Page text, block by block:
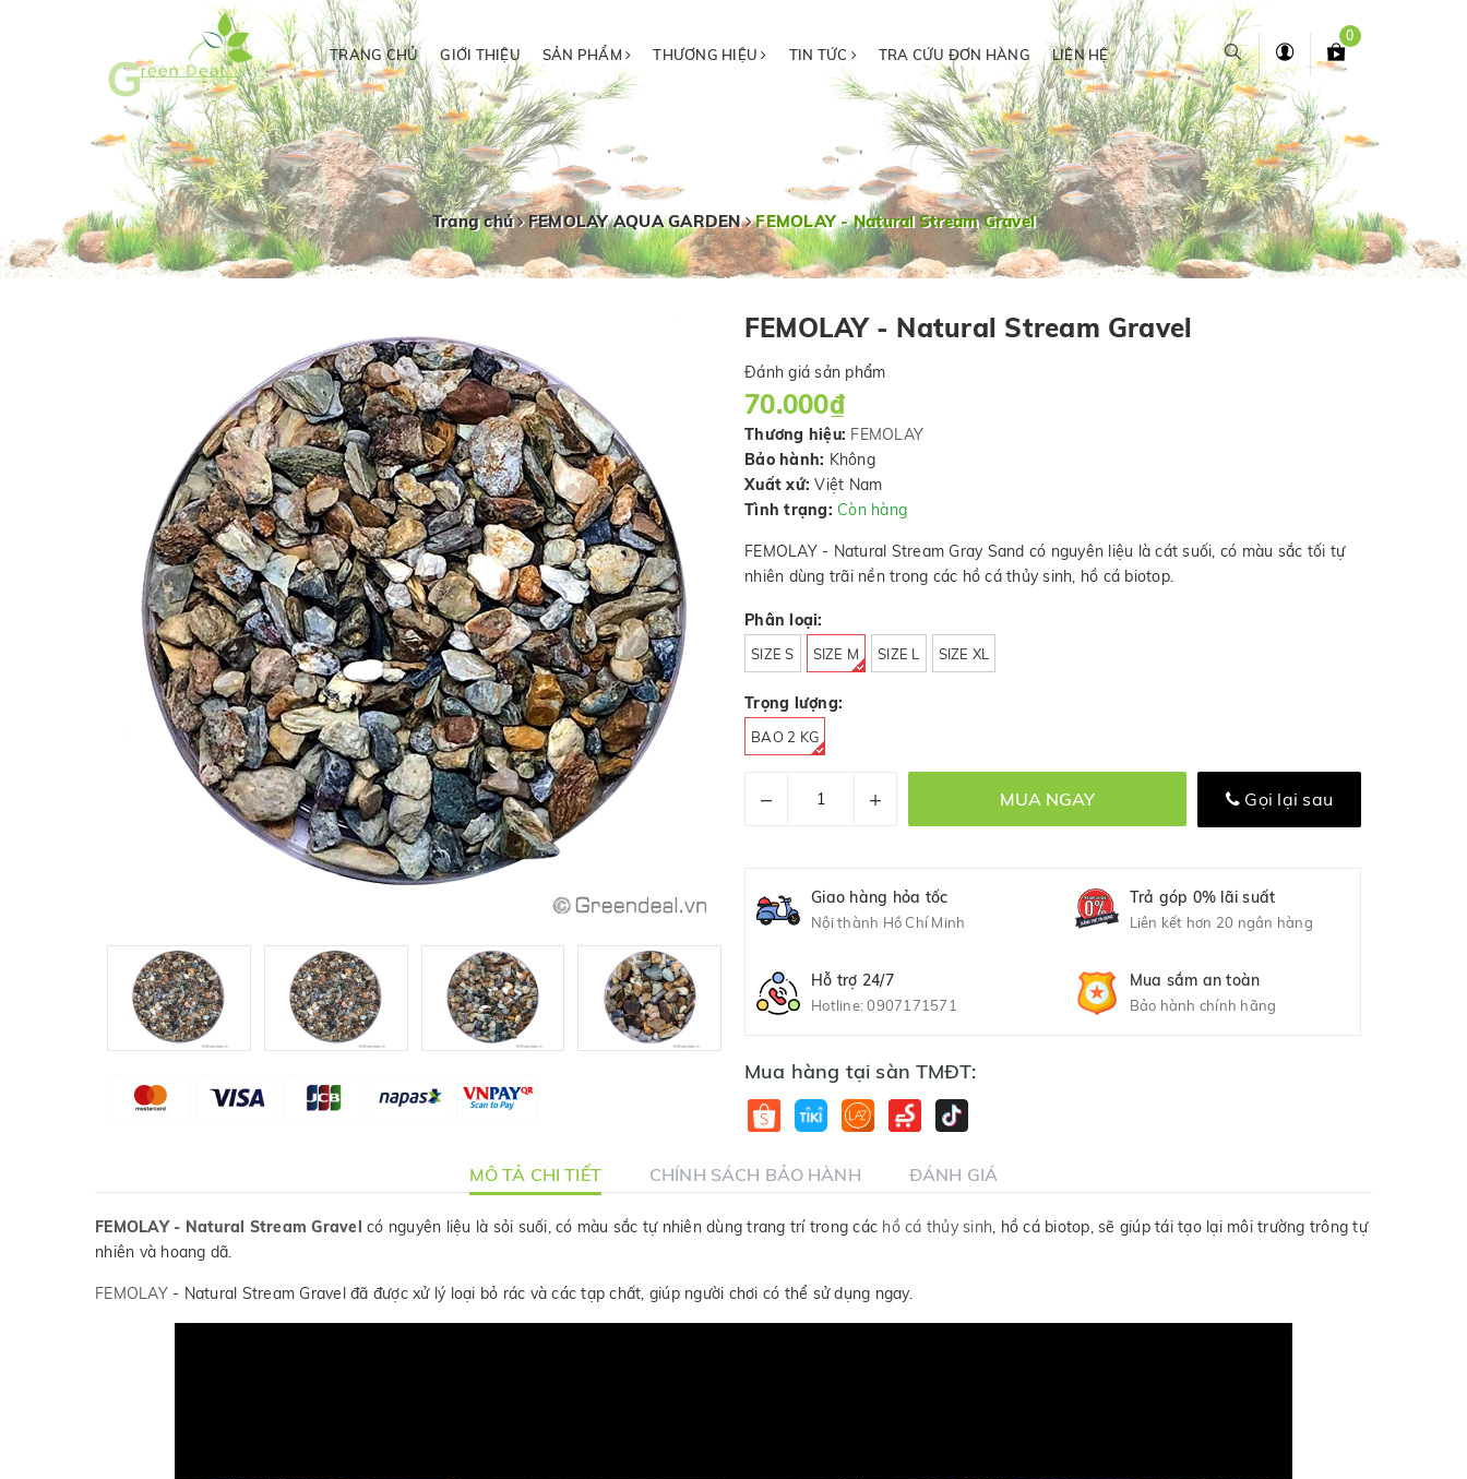
TRANG CHỦ GIỚI THIỆU SẢN PHẨM THƯƠNG HIỆU TIN TỨC TRA CỨU ĐƠN HÀNG LIÊN HỆ
0
Trang chủ FEMOLAY AQUA GARDEN FEMOLAY - Natural Stream Gravel
FEMOLAY - Natural Stream Gravel
Đánh giá sản phẩm
70.000₫
Thương hiệu: FEMOLAY
Bảo hành: Không
Xuất xứ: Việt Nam
Tình trạng: Còn hàng
FEMOLAY - Natural Stream Gray Sand có nguyên liệu là cát suối, có màu sắc tối tự
nhiên dùng trãi nền trong các hồ cá thủy sinh, hồ cá biotop.
Phân loại:
SIZE S SIZE M SIZE L SIZE XL
Trọng lượng:
BAO 2 KG
– + MUA NGAY Gọi lại sau
Giao hàng hỏa tốc
Nội thành Hồ Chí Minh
Trả góp 0% lãi suất
Liên kết hơn 20 ngân hàng
Hỗ trợ 24/7
Hotline:0907171571
Mua sắm an toàn
Bảo hành chính hãng
Mua hàng tại sàn TMĐT:
MÔ TẢ CHI TIẾT CHÍNH SÁCH BẢO HÀNH ĐÁNH GIÁ
FEMOLAY - Natural Stream Gravel có nguyên liệu là sỏi suối, có màu sắc tự nhiên dùng trang trí trong các hồ cá thủy sinh, hồ cá biotop, sẽ giúp tái tạo lại môi trường trông tự
nhiên và hoang dã.
FEMOLAY- Natural Stream Gravel đã được xử lý loại bỏ rác và các tạp chất, giúp người chơi có thể sử dụng ngay.